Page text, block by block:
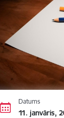
Datums
11. janvāris,